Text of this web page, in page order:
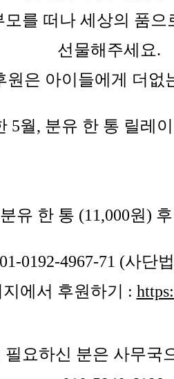
모를 떠나 세상의 품
선물해주세요.
원은 아이들에게 더없
5월, 분유 한 통 릴레
분유 한 통 (11,000원)
0192-4967-71 (사단
에서 후원하기 :
요하신 분은 사무국